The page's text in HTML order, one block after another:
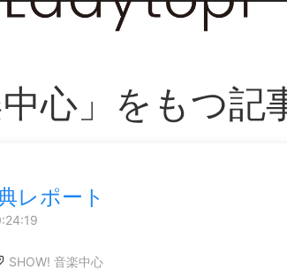
中心」をもつ記
レポート
SHOW! 音楽中心